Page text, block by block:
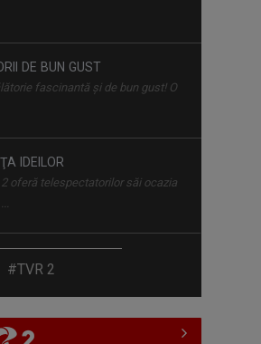
DE BUN GUST
fascinantă şi de bun gust! O
IDEILOR
2 oferă telespectatorilor săi ocazia
Orientului" este o producție a
#TVR 2